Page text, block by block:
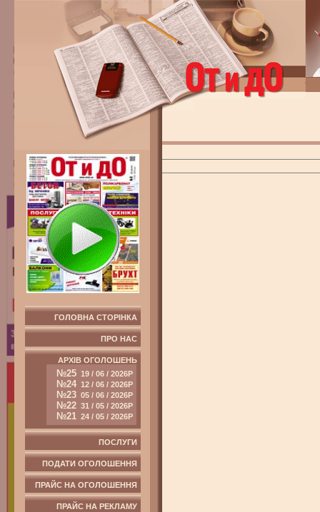
ГОЛОВНА СТОРІНКА
ПРО НАС
АРХІВ ОГОЛОШЕНЬ
№25 19 / 06 / 2026Р
№24 12 / 06 / 2026Р
№23 05 / 06 / 2026Р
№22 31 / 05 / 2026Р
№21 24 / 05 / 2026Р
ПОСЛУГИ
ПОДАТИ ОГОЛОШЕННЯ
ПРАЙС НА ОГОЛОШЕННЯ
ПРАЙС НА РЕКЛАМУ